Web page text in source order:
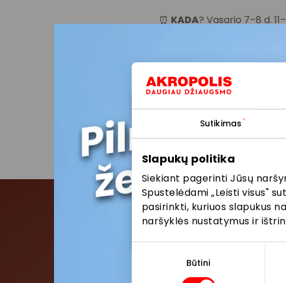
Sutikimas
Slapukų politika
Siekiant pagerinti Jūsų
Spustelėdami „Leisti visus"
pasirinkti, kuriuos slapukus
naršyklės nustatymus ir
Būtini
⏰ KADA? Vasario 7–8 d.
Renginys bus
Nuotraukoje ir (ar) vaizdo
gali naudoti viešai
www.akropolis.lt
Pirmieji